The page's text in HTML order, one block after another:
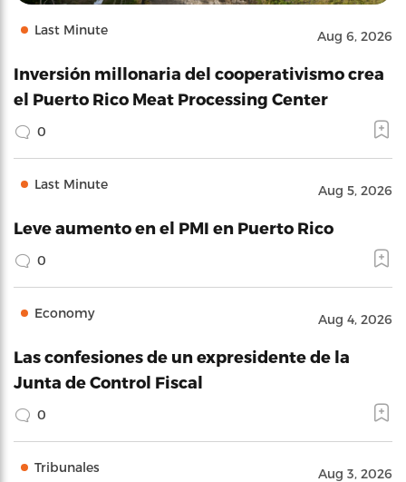
Last Minute Aug 6, 2026
Inversión millonaria del cooperativismo crea
el Puerto Rico Meat Processing Center
0
Last Minute Aug 5, 2026
Leve aumento en el PMI en Puerto Rico
0
Economy Aug 4, 2026
Las confesiones de un expresidente de la
Junta de Control Fiscal
0
Tribunales Aug 3, 2026